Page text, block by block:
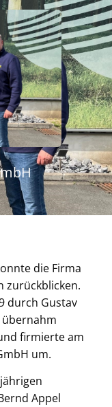
die Firma
zurückblicken.
durch Gustav
übernahm
firmierte am
um.
Appel